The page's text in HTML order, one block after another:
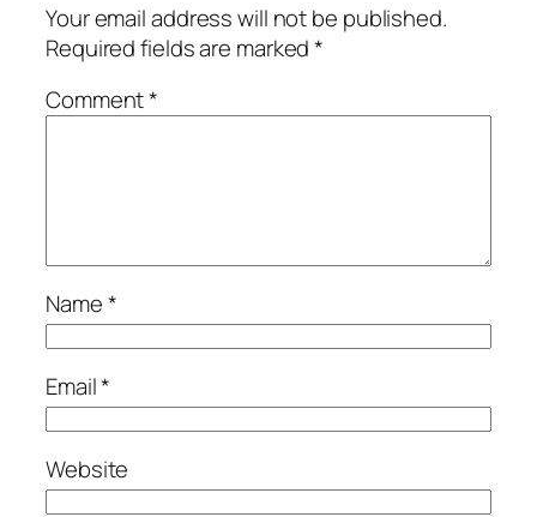
Your email address will not be published.
Required fields are marked*
Comment*
Name*
Email*
Website